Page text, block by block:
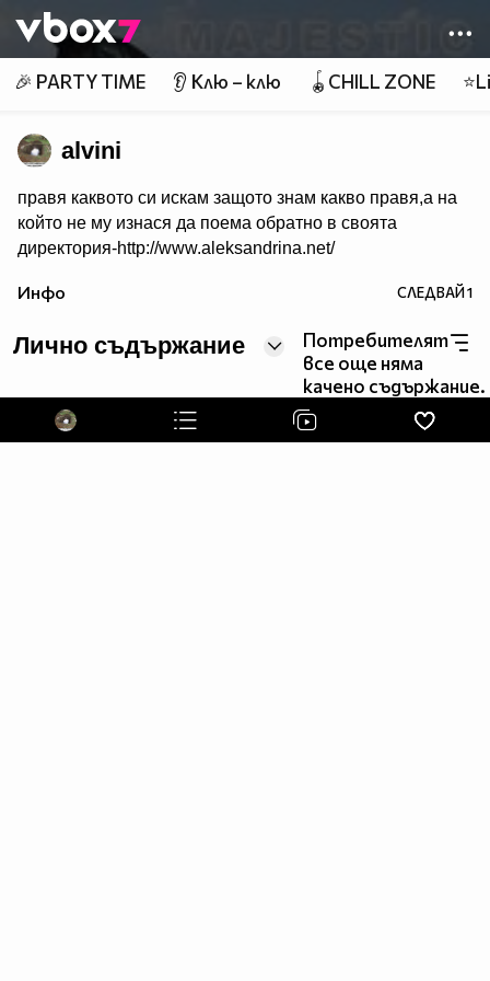
👾
🎉 PARTY TIME 👂 Клю – клю 🪀CHILL ZONE
alvini
правя каквото си искам защото знам какво правя,а на
който не му изнася да поема обратно в своята
директория-http://www.aleksandrina.net/
Инфо СЛЕДВАЙ1
Лично съдържание
Потребителят
все още няма
качено съдържание.